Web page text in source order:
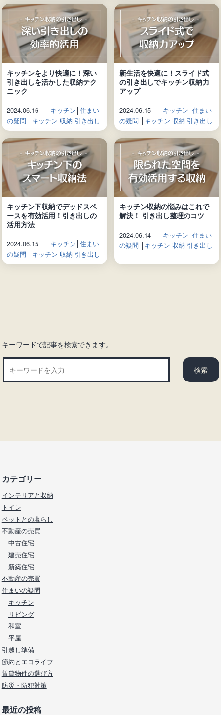
キッチンをより快適に！深い
引き出しを活かした収納テク
ニック
2024.06.16 キッチン │ 住まい
の疑問 │ キッチン 収納 引き出し
新生活を快適に！スライド式
の引き出しでキッチン収納力
アップ
2024.06.15 キッチン │ 住まい
の疑問 │ キッチン 収納 引き出し
キッチン下収納でデッドスペ
ースを有効活用！引き出しの
活用方法
2024.06.15 キッチン 住まい
の疑問
キッチン 収納 引き出し
キッチン収納の悩みはこれで
解決！ 引き出し整理のコツ
2024.06.14 キッチン 住まい
の疑問
キッチン 収納 引き出し
キーワードで記事を検索できます。
カテゴリー
インテリアと収納
トイレ
ペットとの暮らし
不動産の売買
中古住宅
建売住宅
新築住宅
不動産の売買
住まいの疑問
キッチン
リビング
和室
平屋
引越し準備
節約とエコライフ
賃貸物件の選び方
防災・防犯対策
最近の投稿